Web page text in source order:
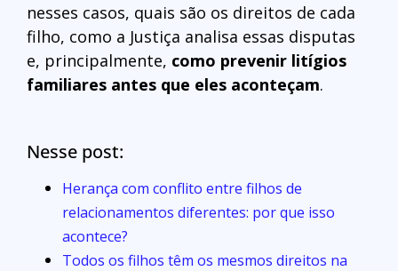
nesses casos, quais são os direitos de cada
filho, como a Justiça analisa essas disputas
e, principalmente, como prevenir litígios
familiares antes que eles aconteçam.
Nesse post:
Herança com conflito entre filhos de
relacionamentos diferentes: por que isso
acontece?
Todos os filhos têm os mesmos direitos na